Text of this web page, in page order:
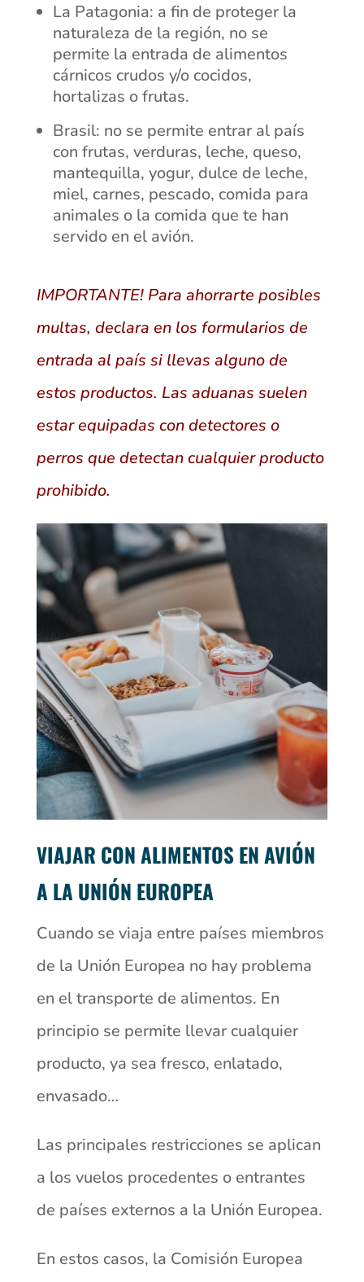
La Patagonia: a fin de proteger la
naturaleza de la región, no se
permite la entrada de alimentos
cárnicos crudos y/o cocidos,
hortalizas o frutas.
Brasil: no se permite entrar al país
con frutas, verduras, leche, queso,
mantequilla, yogur, dulce de leche,
miel, carnes, pescado, comida para
animales o la comida que te han
servido en el avión.
IMPORTANTE! Para ahorrarte posibles
multas, declara en los formularios de
entrada al país si llevas alguno de
estos productos. Las aduanas suelen
estar equipadas con detectores o
perros que detectan cualquier producto
prohibido.
VIAJAR CON ALIMENTOS EN AVIÓN
A LA UNIÓN EUROPEA
Cuando se viaja entre países miembros
de la Unión Europea no hay problema
en el transporte de alimentos. En
principio se permite llevar cualquier
producto, ya sea fresco, enlatado,
envasado…
Las principales restricciones se aplican
a los vuelos procedentes o entrantes
de países externos a la Unión Europea.
En estos casos, la Comisión Europea